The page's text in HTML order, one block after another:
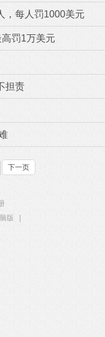
，每人罚1000美元
高罚1万美元
担责
下一页
版